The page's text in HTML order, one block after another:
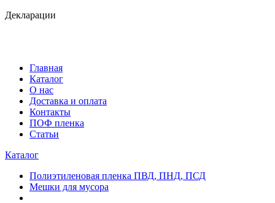
Декларации
Главная
Каталог
О нас
Доставка и оплата
Контакты
ПОФ пленка
Статьи
Каталог
Полиэтиленовая пленка ПВД, ПНД, ПСД
Мешки для мусора